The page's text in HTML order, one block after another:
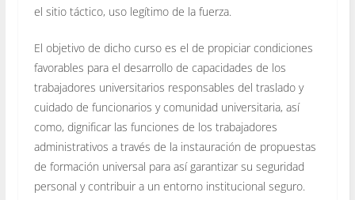
el sitio táctico, uso legítimo de la fuerza.
El objetivo de dicho curso es el de propiciar condiciones
favorables para el desarrollo de capacidades de los
trabajadores universitarios responsables del traslado y
cuidado de funcionarios y comunidad universitaria, así
como, dignificar las funciones de los trabajadores
administrativos a través de la instauración de propuestas
de formación universal para así garantizar su seguridad
personal y contribuir a un entorno institucional seguro.